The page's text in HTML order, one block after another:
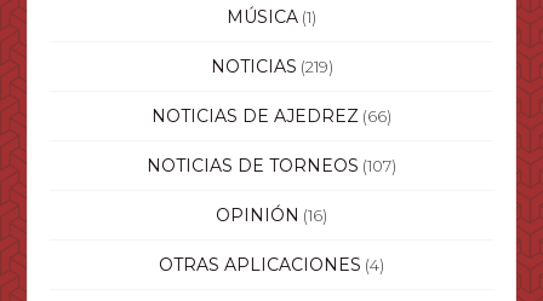
MÚSICA (1)
NOTICIAS (219)
NOTICIAS DE AJEDREZ (66)
NOTICIAS DE TORNEOS (107)
OPINIÓN (16)
OTRAS APLICACIONES (4)